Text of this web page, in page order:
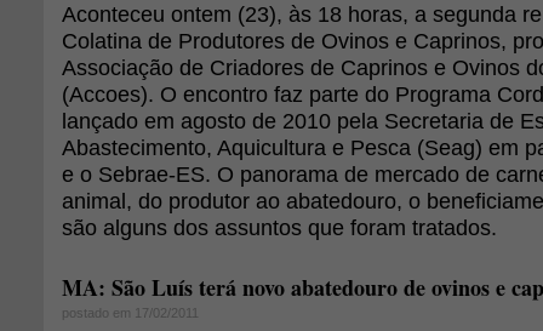
Aconteceu ontem (23), às 18 horas, a segunda
Colatina de Produtores de Ovinos e Caprinos,
Associação de Criadores de Caprinos e Ovinos
(Accoes). O encontro faz parte do Programa
lançado em agosto de 2010 pela Secretaria de
Abastecimento, Aquicultura e Pesca (Seag) em
e o Sebrae-ES. O panorama de mercado de
animal, do produtor ao abatedouro, o
são alguns dos assuntos que foram tratados.
MA: São Luís terá novo abatedouro de ovinos e
postado em 17/02/2011